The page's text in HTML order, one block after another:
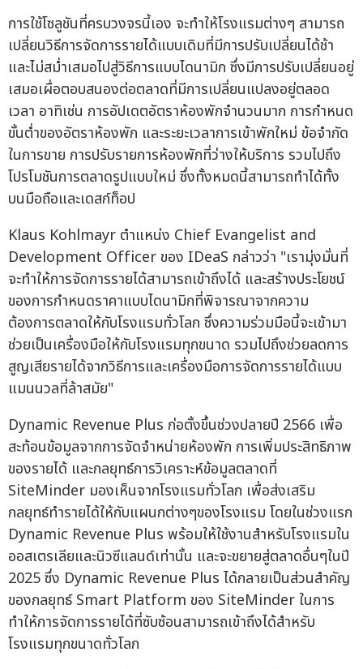
การใช้โซลูชันที่ครบวงจรนี้เอง จะทำให้โรงแรมต่างๆ สามารถ
เปลี่ยนวิธีการจัดการรายได้แบบเดิมที่มีการปรับเปลี่ยนได้ช้า
และไม่สม่ำเสมอไปสู่วิธีการแบบไดนามิก ซึ่งมีการปรับเปลี่ยนอยู่
เสมอเผื่อตอบสนองต่อตลาดที่มีการเปลี่ยนแปลงอยู่ตลอด
เวลา อาทิเช่น การอัปเดตอัตราห้องพักจำนวนมาก การกำหนด
ขั้นต่ำของอัตราห้องพัก และระยะเวลาการเข้าพักใหม่ ข้อจำกัด
ในการขาย การปรับรายการห้องพักที่ว่างให้บริการ รวมไปถึง
โปรโมชันการตลาดรูปแบบใหม่ ซึ่งทั้งหมดนี้สามารถทำได้ทั้ง
บนมือถือและเดสก์ท็อป
Klaus Kohlmayr ตำแหน่ง Chief Evangelist and
Development Officer ของ IDeaS กล่าวว่า "เรามุ่งมั่นที่
จะทำให้การจัดการรายได้สามารถเข้าถึงได้ และสร้างประโยชน์
ของการกำหนดราคาแบบไดนามิกที่พิจารณาจากความ
ต้องการตลาดให้กับโรงแรมทั่วโลก ซึ่งความร่วมมือนี้จะเข้ามา
ช่วยเป็นเครื่องมือให้กับโรงแรมทุกขนาด รวมไปถึงช่วยลดการ
สูญเสียรายได้จากวิธีการและเครื่องมือการจัดการรายได้แบบ
แมนนวลที่ล้าสมัย"
Dynamic Revenue Plus ก่อตั้งขึ้นช่วงปลายปี 2566 เพื่อ
สะท้อนข้อมูลจากการจัดจำหน่ายห้องพัก การเพิ่มประสิทธิภาพ
ของรายได้ และกลยุทธ์การวิเคราะห์ข้อมูลตลาดที่
SiteMinder มองเห็นจากโรงแรมทั่วโลก เพื่อส่งเสริม
กลยุทธ์ทำรายได้ให้กับแผนกต่างๆของโรงแรม โดยในช่วงแรก
Dynamic Revenue Plus พร้อมให้ใช้งานสำหรับโรงแรมใน
ออสเตรเลียและนิวซีแลนด์เท่านั้น และจะขยายสู่ตลาดอื่นๆในปี
2025 ซึ่ง Dynamic Revenue Plus ได้กลายเป็นส่วนสำคัญ
ของกลยุทธ์ Smart Platform ของ SiteMinder ในการ
ทำให้การจัดการรายได้ที่ซับซ้อนสามารถเข้าถึงได้สำหรับ
โรงแรมทุกขนาดทั่วโลก